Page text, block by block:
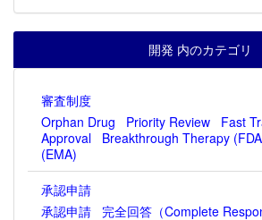
開発 内のカテゴリ
審査制度
Orphan Drug
Priority Review Fast
Approval
Breakthrough Therapy
(EMA)
承認申請
承認申請
完全回答（Complete